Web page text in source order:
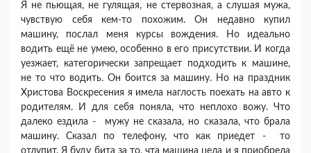
Я не пьющая, не гулящая, не стервозная, а слушая мужа,
чувствую себя кем-то похожим. Он недавно купил
машину, послал меня курсы вождения. Но идеально
водить ещё не умею, особенно в его присутствии. И когда
уезжает, категорически запрещает подходить к машине,
не то что водить. Он боится за машину. Но на праздник
Христова Воскресения я имела наглость поехать на авто к
родителям. И для себя поняла, что неплохо вожу. Что
далеко ездила - мужу не сказала, но сказала, что брала
машину. Сказал по телефону, что как приедет - то
отлупит. Я буду бита за то, чта машина цела и я приобрела